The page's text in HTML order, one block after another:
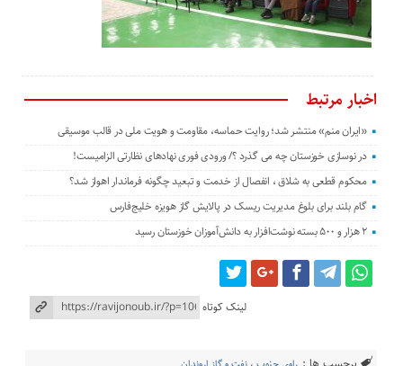
اخبار مرتبط
«ایران منم» منتشر شد؛ روایت حماسه، مقاومت و هویت ملی در قالب موسیقی
در نوسازی خوزستان چه می گذرد ؟/ ورودی فوری نهادهای نظارتی الزامیست!
محکوم قطعی به شلاق ، انفصال از خدمت و تبعید چگونه فرماندار اهواز شد؟
گام بلند برای بلوغ مدیریت ریسک در پالایش گاز هویزه خلیج‌فارس
۲ هزار و ۵۰۰ بسته نوشت‌افزار به دانش‌آموزان خوزستان رسید
لینک کوتاه